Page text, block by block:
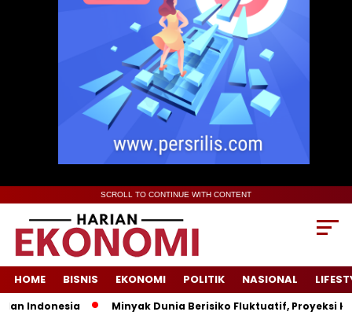
SCROLL TO CONTINUE WITH CONTENT
HOME BISNIS EKONOMI POLITIK NASIONAL
Indonesia Minyak Dunia Berisiko Fluktuatif, Proyeksi